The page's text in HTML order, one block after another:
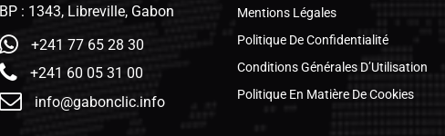
BP : 1343, Libreville, Gabon
+241 77 65 28 30
+241 60 05 31 00
info@gabonclic.info
Mentions Légales
Politique De Confidentialité
Conditions Générales D’Utilisation
Politique En Matière De Cookies